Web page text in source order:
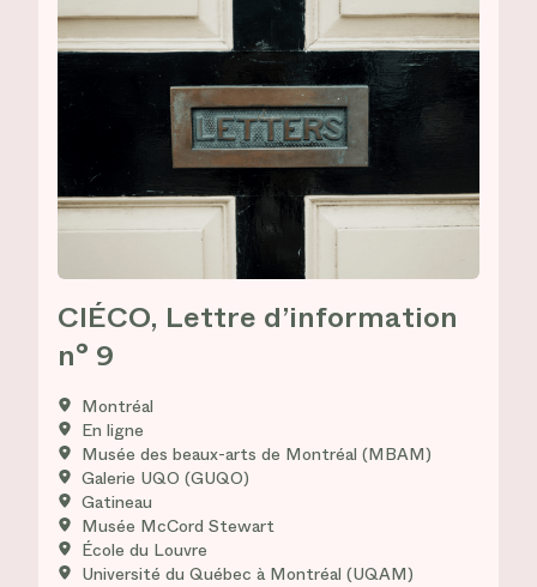
CIÉCO, Lettre d’information
n° 9
Montréal
En ligne
Musée des beaux-arts de Montréal (MBAM)
Galerie UQO (GUQO)
Gatineau
Musée McCord Stewart
École du Louvre
Université du Québec à Montréal (UQAM)